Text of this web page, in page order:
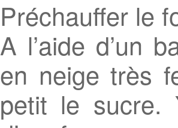
Préchauffer le
A l’aide d’un
en neige très
petit le sucre.